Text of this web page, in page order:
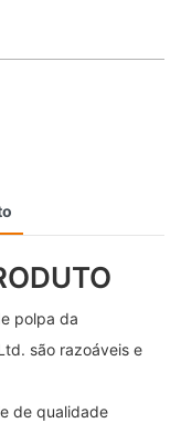
polpa da
são razoáveis ​​e
de qualidade